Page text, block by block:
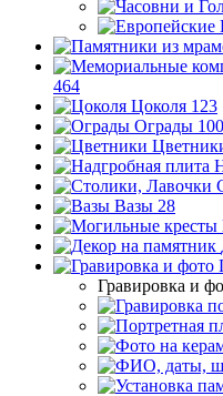
464
Цоколя 123
Ограды 100
Вазы 28
Гравировка и